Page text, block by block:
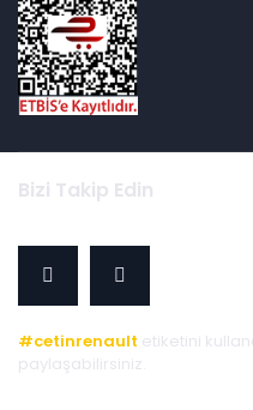
Bizi Takip Edin
#cetinrenault etiketini
paylaşabilirsiniz.